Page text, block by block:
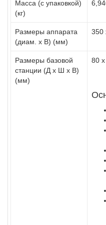
Масса (с упаковкой)
(кг)
Размеры аппарата
(диам. х В) (мм)
350
Размеры базовой
станции (Д х Ш х В)
(мм)
80